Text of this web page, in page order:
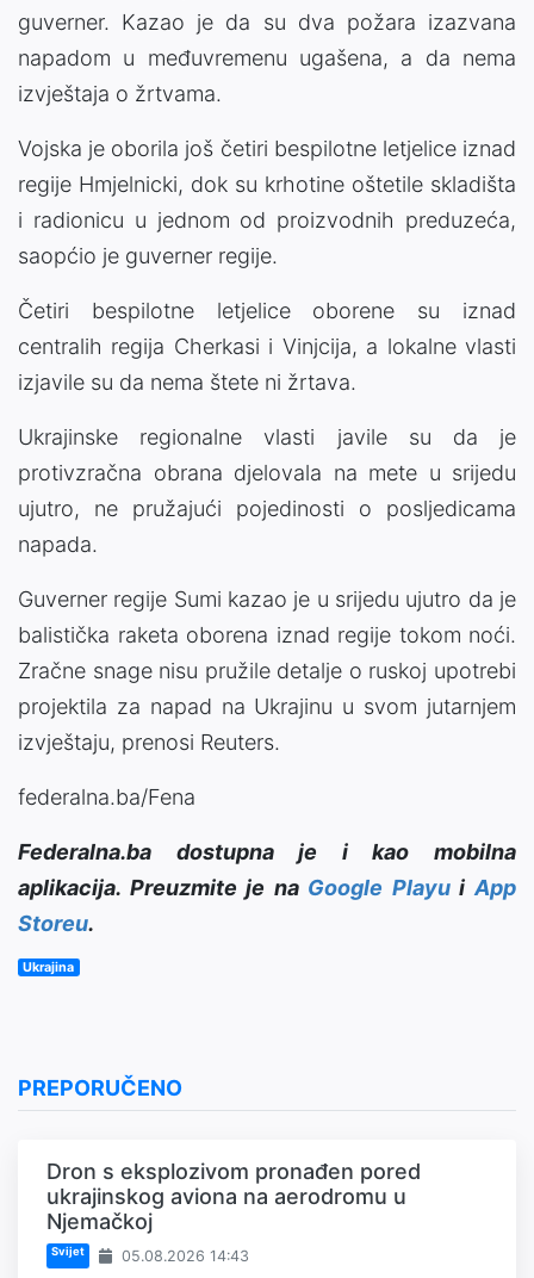
guverner. Kazao je da su dva požara izazvana
napadom u međuvremenu ugašena, a da nema
izvještaja o žrtvama.
Vojska je oborila još četiri bespilotne letjelice iznad
regije Hmjelnicki, dok su krhotine oštetile skladišta
i radionicu u jednom od proizvodnih preduzeća,
saopćio je guverner regije.
Četiri bespilotne letjelice oborene su iznad
centralih regija Cherkasi i Vinjcija, a lokalne vlasti
izjavile su da nema štete ni žrtava.
Ukrajinske regionalne vlasti javile su da je
protivzračna obrana djelovala na mete u srijedu
ujutro, ne pružajući pojedinosti o posljedicama
napada.
Guverner regije Sumi kazao je u srijedu ujutro da je
balistička raketa oborena iznad regije tokom noći.
Zračne snage nisu pružile detalje o ruskoj upotrebi
projektila za napad na Ukrajinu u svom jutarnjem
izvještaju, prenosi Reuters.
federalna.ba/Fena
Federalna.ba dostupna je i kao mobilna
aplikacija. Preuzmite je na Google PlayuiApp
Storeu.
Ukrajina
PREPORUČENO
Dron s eksplozivom pronađen pored
ukrajinskog aviona na aerodromu u
Njemačkoj
Svijet 05.08.2026 14:43